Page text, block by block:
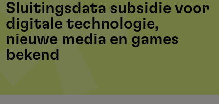
Sluitingsdata subsidie voor
digitale technologie,
nieuwe media en games
bekend